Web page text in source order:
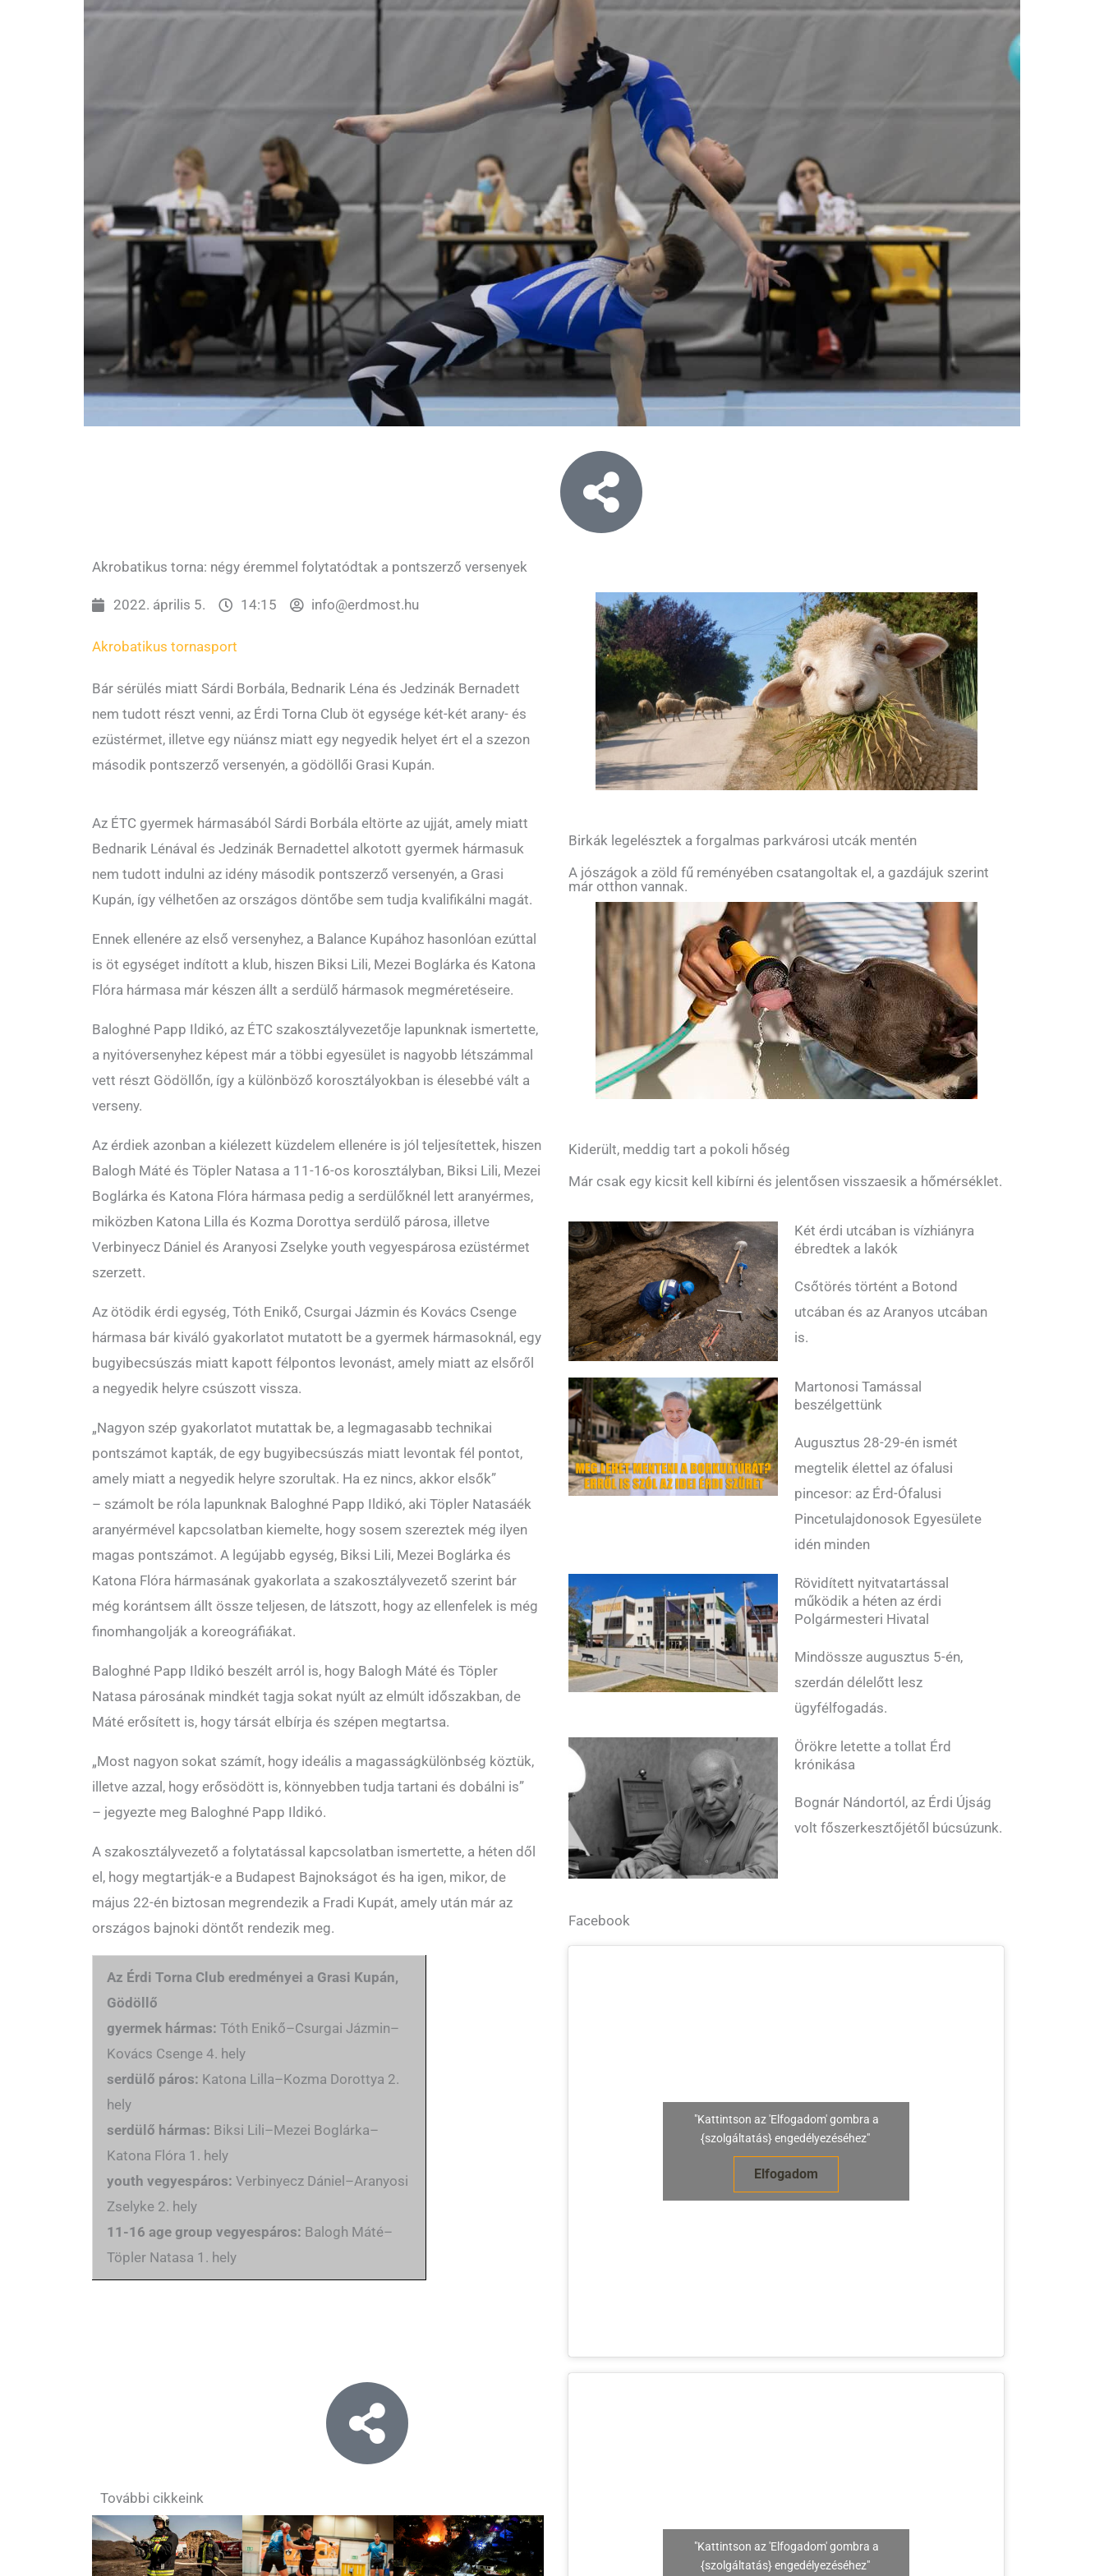
Akrobatikus torna: négy éremmel folytatódtak a pontszerző versenyek
2022. április 5. 14:15 info@erdmost.hu
Akrobatikus tornasport
Bár sérülés miatt Sárdi Borbála, Bednarik Léna és Jedzinák Bernadett
nem tudott részt venni, az Érdi Torna Club öt egysége két-két arany- és
ezüstérmet, illetve egy nüánsz miatt egy negyedik helyet ért el a szezon
második pontszerző versenyén, a gödöllői Grasi Kupán.
Az ÉTC gyermek hármasából Sárdi Borbála eltörte az ujját, amely miatt
Bednarik Lénával és Jedzinák Bernadettel alkotott gyermek hármasuk
nem tudott indulni az idény második pontszerző versenyén, a Grasi
Kupán, így vélhetően az országos döntőbe sem tudja kvalifikálni magát.
Ennek ellenére az első versenyhez, a Balance Kupához hasonlóan ezúttal
is öt egységet indított a klub, hiszen Biksi Lili, Mezei Boglárka és Katona
Flóra hármasa már készen állt a serdülő hármasok megméretéseire.
Baloghné Papp Ildikó, az ÉTC szakosztályvezetője lapunknak ismertette,
a nyitóversenyhez képest már a többi egyesület is nagyobb létszámmal
vett részt Gödöllőn, így a különböző korosztályokban is élesebbé vált a
verseny.
Az érdiek azonban a kiélezett küzdelem ellenére is jól teljesítettek, hiszen
Balogh Máté és Töpler Natasa a 11-16-os korosztályban, Biksi Lili, Mezei
Boglárka és Katona Flóra hármasa pedig a serdülőknél lett aranyérmes,
miközben Katona Lilla és Kozma Dorottya serdülő párosa, illetve
Verbinyecz Dániel és Aranyosi Zselyke youth vegyespárosa ezüstérmet
szerzett.
Az ötödik érdi egység, Tóth Enikő, Csurgai Jázmin és Kovács Csenge
hármasa bár kiváló gyakorlatot mutatott be a gyermek hármasoknál, egy
bugyibecsúszás miatt kapott félpontos levonást, amely miatt az elsőről
a negyedik helyre csúszott vissza.
„Nagyon szép gyakorlatot mutattak be, a legmagasabb technikai
pontszámot kapták, de egy bugyibecsúszás miatt levontak fél pontot,
amely miatt a negyedik helyre szorultak. Ha ez nincs, akkor elsők”
– számolt be róla lapunknak Baloghné Papp Ildikó, aki Töpler Natasáék
aranyérmével kapcsolatban kiemelte, hogy sosem szereztek még ilyen
magas pontszámot. A legújabb egység, Biksi Lili, Mezei Boglárka és
Katona Flóra hármasának gyakorlata a szakosztályvezető szerint bár
még korántsem állt össze teljesen, de látszott, hogy az ellenfelek is még
finomhangolják a koreográfiákat.
Baloghné Papp Ildikó beszélt arról is, hogy Balogh Máté és Töpler
Natasa párosának mindkét tagja sokat nyúlt az elmúlt időszakban, de
Máté erősített is, hogy társát elbírja és szépen megtartsa.
„Most nagyon sokat számít, hogy ideális a magasságkülönbség köztük,
illetve azzal, hogy erősödött is, könnyebben tudja tartani és dobálni is”
– jegyezte meg Baloghné Papp Ildikó.
A szakosztályvezető a folytatással kapcsolatban ismertette, a héten dől
el, hogy megtartják-e a Budapest Bajnokságot és ha igen, mikor, de
május 22-én biztosan megrendezik a Fradi Kupát, amely után már az
országos bajnoki döntőt rendezik meg.
Az Érdi Torna Club eredményei a Grasi Kupán,
Gödöllő
gyermek hármas: Tóth Enikő–Csurgai Jázmin–
Kovács Csenge 4. hely
serdülő páros: Katona Lilla–Kozma Dorottya 2.
hely
serdülő hármas: Biksi Lili–Mezei Boglárka–
Katona Flóra 1. hely
youth vegyespáros: Verbinyecz Dániel–Aranyosi
Zselyke 2. hely
11-16 age group vegyespáros: Balogh Máté–
Töpler Natasa 1. hely
További cikkeink
Birkák legelésztek a forgalmas parkvárosi utcák mentén
A jószágok a zöld fű reményében csatangoltak el, a gazdájuk szerint
már otthon vannak.
Kiderült, meddig tart a pokoli hőség
Már csak egy kicsit kell kibírni és jelentősen visszaesik a hőmérséklet.
Két érdi utcában is vízhiányra
ébredtek a lakók
Csőtörés történt a Botond
utcában és az Aranyos utcában
is.
Martonosi Tamással
beszélgettünk
Augusztus 28-29-én ismét
megtelik élettel az ófalusi
pincesor: az Érd-Ófalusi
Pincetulajdonosok Egyesülete
idén minden
Rövidített nyitvatartással
működik a héten az érdi
Polgármesteri Hivatal
Mindössze augusztus 5-én,
szerdán délelőtt lesz
ügyfélfogadás.
Örökre letette a tollat Érd
krónikása
Bognár Nándortól, az Érdi Újság
volt főszerkesztőjétől búcsúzunk.
Facebook
"Kattintson az 'Elfogadom' gombra a
{szolgáltatás} engedélyezéséhez"
Elfogadom
"Kattintson az 'Elfogadom' gombra a
{szolgáltatás} engedélyezéséhez"